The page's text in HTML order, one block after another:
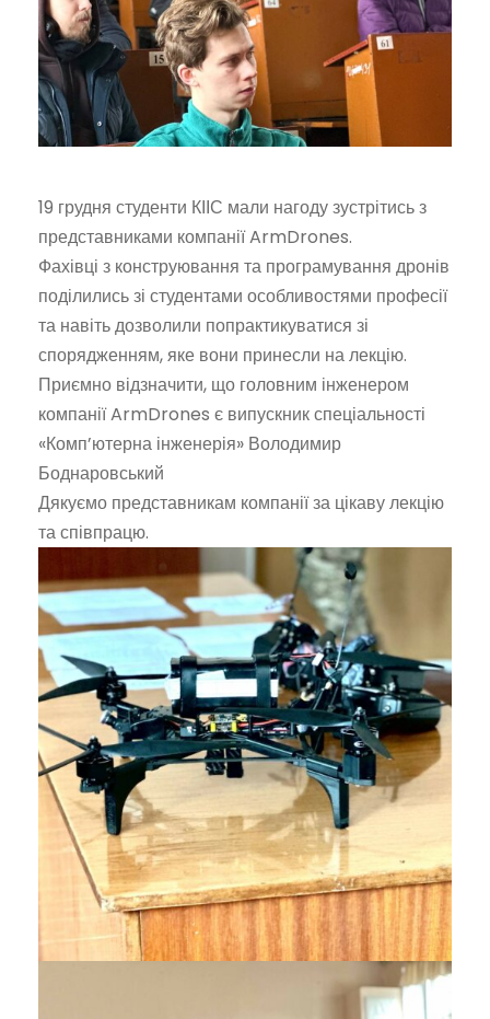
19 грудня студенти КІІС мали нагоду зустрітись з
представниками компанії ArmDrones.
Фахівці з конструювання та програмування дронів
поділились зі студентами особливостями професії
та навіть дозволили попрактикуватися зі
спорядженням, яке вони принесли на лекцію.
Приємно відзначити, що головним інженером
компанії ArmDrones є випускник спеціальності
«Комп’ютерна інженерія» Володимир
Боднаровський
Дякуємо представникам компанії за цікаву лекцію
та співпрацю.